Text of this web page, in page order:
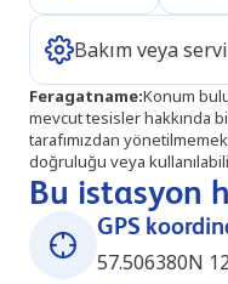
Bakım veya
Feragatname:Konum
mevcut tesisler hakkında
tarafımızdan
doğruluğu veya
Bu istasyon
GPS
57.506380N